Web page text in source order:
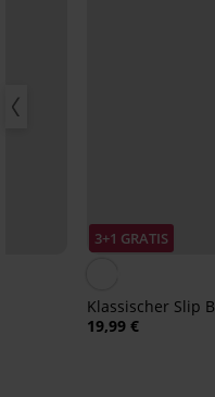
3+1 GRATIS
Klassischer Slip
19,99 €